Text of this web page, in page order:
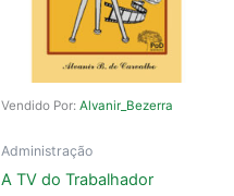
Vendido Por: Alvanir_Bezerra
Administração
A TV do Trabalhador